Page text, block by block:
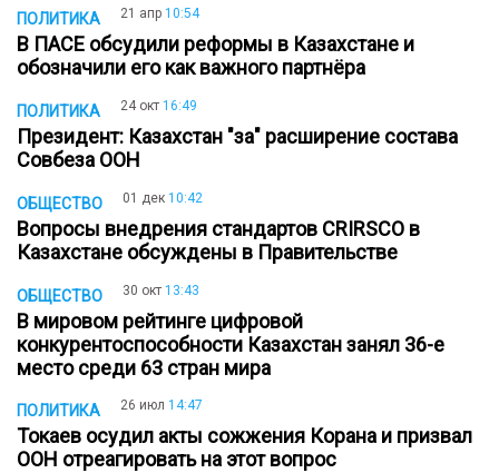
ПОЛИТИКА 21 апр 10:54
В ПАСЕ обсудили реформы в Казахстане и
обозначили его как важного партнёра
ПОЛИТИКА 24 окт 16:49
Президент: Казахстан "за" расширение состава
Совбеза ООН
ОБЩЕСТВО 01 дек 10:42
Вопросы внедрения стандартов CRIRSCO в
Казахстане обсуждены в Правительстве
ОБЩЕСТВО 30 окт 13:43
В мировом рейтинге цифровой
конкурентоспособности Казахстан занял 36-е
место среди 63 стран мира
ПОЛИТИКА 26 июл 14:47
Токаев осудил акты сожжения Корана и призвал
ООН отреагировать на этот вопрос